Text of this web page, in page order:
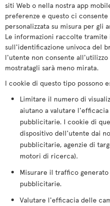
siti Web o nella nostra app
preferenze e questo ci
personalizzata su misura per gli
Le informazioni raccolte
sull'identificazione univoca del
l'utente non consente
mostratagli sarà meno mirata.
I cookie di questo tipo possono
Limitare il numero di
aiutano a valutare
pubblicitarie. I cookie di
dispositivo dell'utente dai
pubblicitarie, agenzie di
motori di ricerca).
Misurare il traffico
pubblicitarie.
Valutare l'efficacia delle